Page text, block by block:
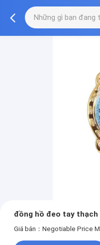
đồng hồ đeo tay thạch
Giá bán：Negotiable Price